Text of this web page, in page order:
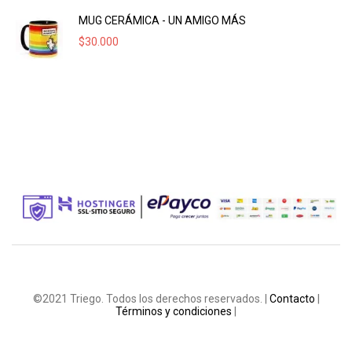
MUG CERÁMICA - UN AMIGO MÁS
$30.000
©2021 Triego. Todos los derechos reservados. | Contacto
Términos y condiciones